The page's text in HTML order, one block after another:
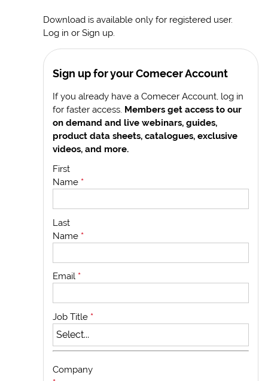
Download is available only for registered user.
Log in or Sign up.
Sign up for your Comecer Account
If you already have a Comecer Account, log in
for faster access. Members get access to our
on demand and live webinars, guides,
product data sheets, catalogues, exclusive
videos, and more.
First
Name *
Last
Name *
Email *
Job Title *
Company